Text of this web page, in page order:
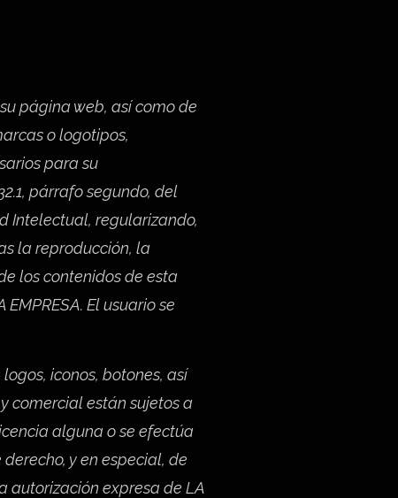
página web, así como de
o logotipos,
para su
párrafo segundo, del
Intelectual, regularizando,
la reproducción, la
los contenidos de esta
El usuario se
iconos, botones, así
comercial están sujetos a
alguna o se efectúa
y en especial, de
autorización expresa de LA